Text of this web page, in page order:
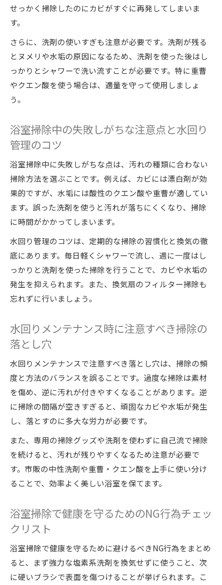
せっかく掃除したのにカビがすぐに再発してしまいま
す。
さらに、洗剤の使いすぎも注意が必要です。洗剤が残る
とヌメリや水垢の原因になるため、洗剤を使った後はし
っかりとシャワーで洗い流すことが必要です。特に重曹
やクエン酸を使う場合は、適量を守って使用しましょ
う。
浴室掃除中の失敗しがちな注意点と水回り
管理のコツ
浴室掃除中に失敗しがちな点は、汚れの種類に合わない
掃除方法を選ぶことです。例えば、カビには漂白剤が効
果的ですが、水垢には酸性のクエン酸や重曹が適してい
ます。誤った洗剤を使うと汚れが落ちにくくなり、掃除
に時間がかかってしまいます。
水回り管理のコツは、定期的な掃除の習慣化と換気の徹
底にあります。毎日軽くシャワーで流し、週に一度はし
っかりと洗剤を使った掃除を行うことで、カビや水垢の
発生を抑えられます。また、換気扇のフィルター掃除も
忘れずに行いましょう。
水回りメンテナンス時に注意すべき掃除の
落とし穴
水回りメンテナンスで注意すべき落とし穴は、掃除の頻
度と方法のバランスを誤ることです。過度な掃除は素材
を傷め、逆に汚れが付きやすくなることがあります。逆
に掃除の間隔が空きすぎると、頑固なカビや水垢が発生
し、落とすのに多大な労力が必要です。
また、専用の掃除グッズや洗剤を使わずに自己流で掃除
を続けると、汚れが残りやすくなるため注意が必要で
す。市販の中性洗剤や重曹・クエン酸を上手に使い分け
ることで、効率よく美しい浴室を保てます。
浴室掃除で健康を守るためのNG行為チェッ
クリスト
浴室掃除で健康を守るために避けるべきNG行為をまとめ
ると、まず強力な塩素系洗剤を換気せずに使うこと、次
に硬いブラシで表面を傷つけることが挙げられます。こ